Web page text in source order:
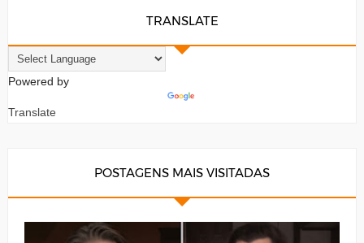
TRANSLATE
Powered by
Translate
POSTAGENS MAIS VISITADAS